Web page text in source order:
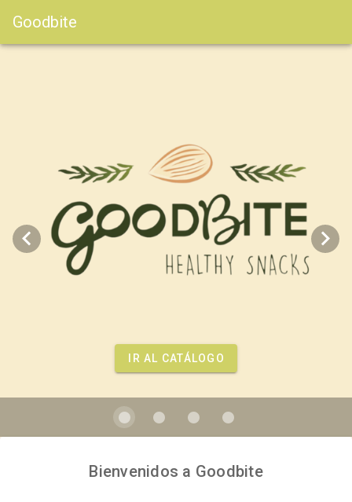
Goodbite
IR AL CATÁLOGO
Bienvenidos a Goodbite